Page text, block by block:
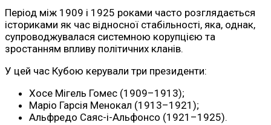
Період між 1909 і 1925 роками часто розглядається
істориками як час відносної стабільності, яка, однак,
супроводжувалася системною корупцією та
зростанням впливу політичних кланів.
У цей час Кубою керували три президенти:
Хосе Мігель Гомес (1909–1913);
Маріо Гарсія Менокал (1913–1921);
Альфредо Саяс-і-Альфонсо (1921–1925).